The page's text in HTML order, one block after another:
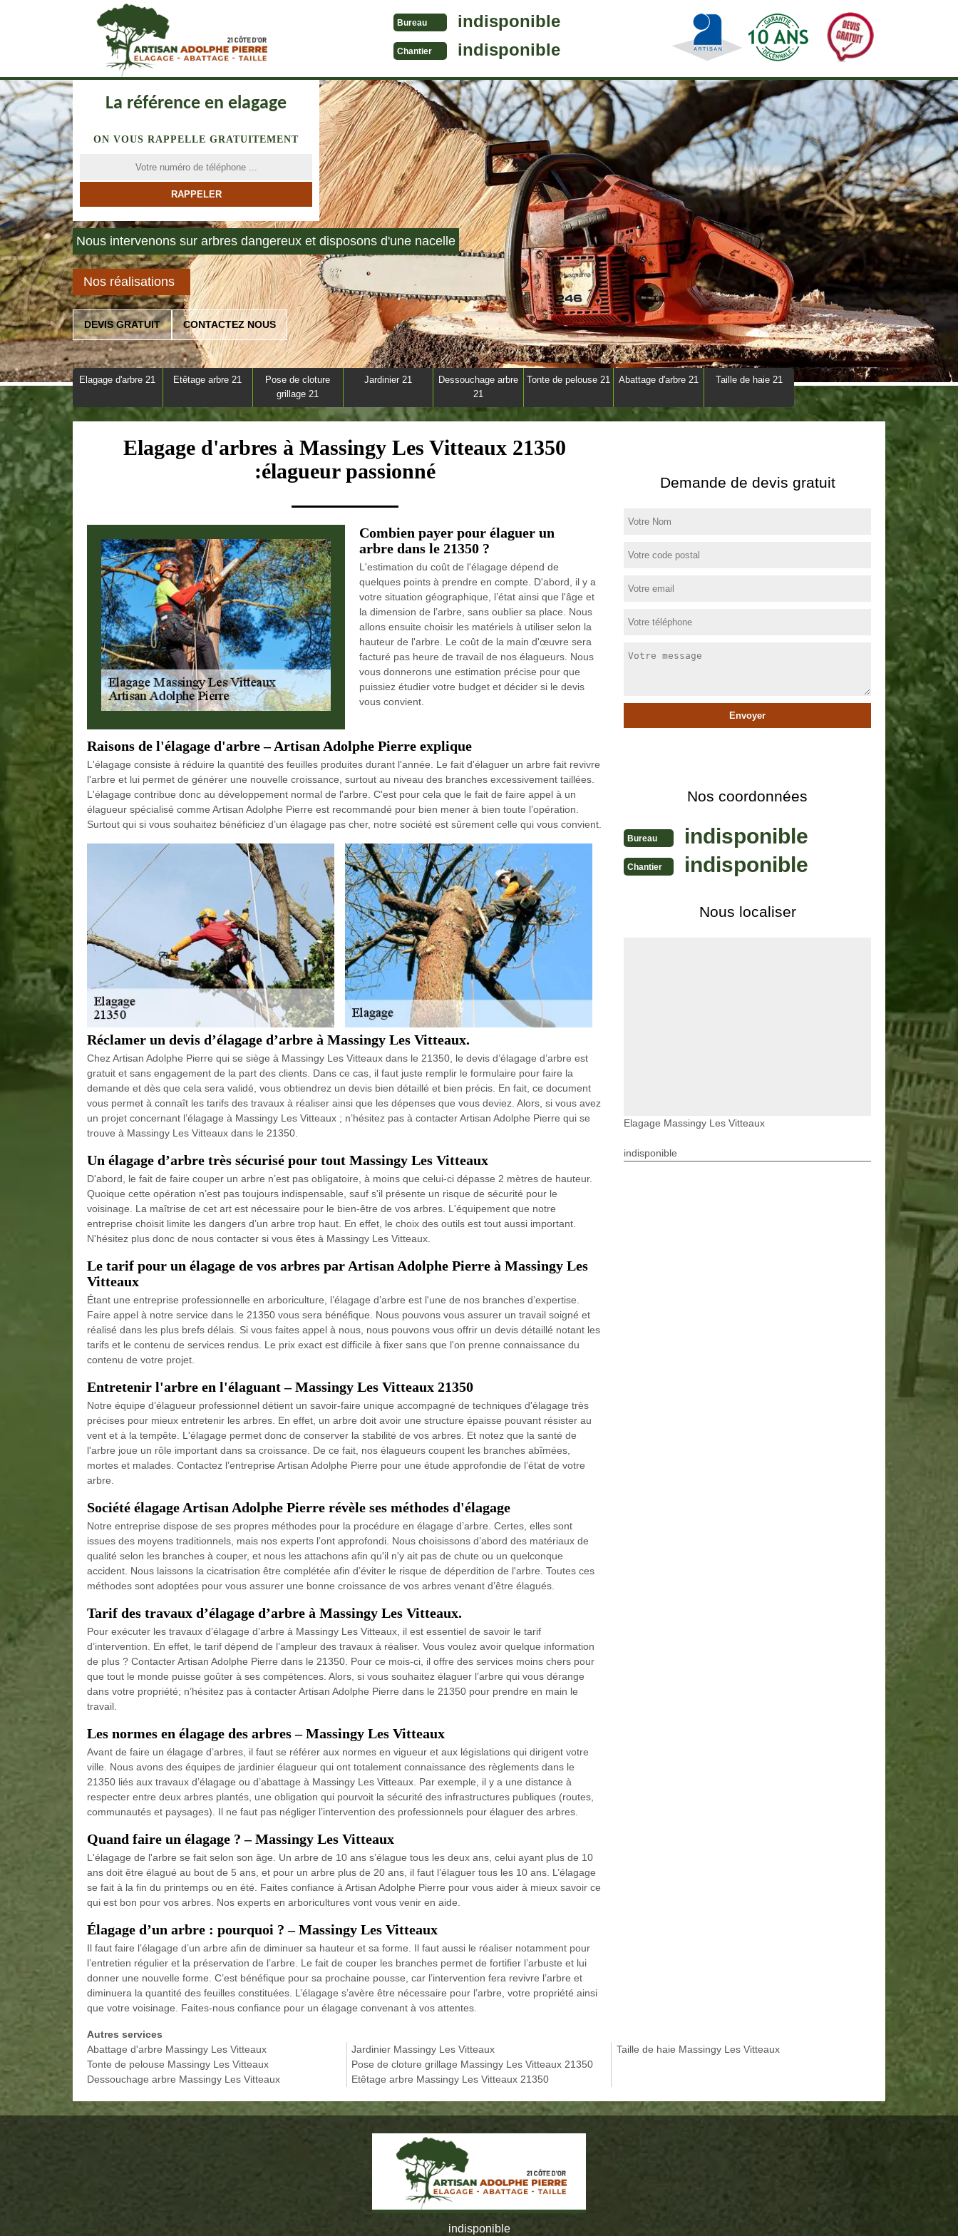
Bureau indisponible
Chantier indisponible
La référence en elagage
ON VOUS RAPPELLE GRATUITEMENT
Nous intervenons sur arbres dangereux et disposons d'une nacelle
Nos réalisations
DEVIS GRATUIT CONTACTEZ NOUS
Elagage d'arbre 21 Etêtage arbre 21
Pose de cloture
grillage 21
Jardinier 21
Dessouchage arbre
21
Tonte de pelouse 21 Abattage d'arbre 21 Taille de haie 21
Elagage d'arbres à Massingy Les Vitteaux 21350
:élagueur passionné
Combien payer pour élaguer un
arbre dans le 21350 ?
L'estimation du coût de l'élagage dépend de
quelques points à prendre en compte. D'abord, il y a
votre situation géographique, l’état ainsi que l'âge et
la dimension de l’arbre, sans oublier sa place. Nous
allons ensuite choisir les matériels à utiliser selon la
hauteur de l'arbre. Le coût de la main d'œuvre sera
facturé pas heure de travail de nos élagueurs. Nous
vous donnerons une estimation précise pour que
puissiez étudier votre budget et décider si le devis
vous convient.
Raisons de l'élagage d'arbre – Artisan Adolphe Pierre explique
L'élagage consiste à réduire la quantité des feuilles produites durant l'année. Le fait d'élaguer un arbre fait revivre
l'arbre et lui permet de générer une nouvelle croissance, surtout au niveau des branches excessivement taillées.
L'élagage contribue donc au développement normal de l'arbre. C'est pour cela que le fait de faire appel à un
élagueur spécialisé comme Artisan Adolphe Pierre est recommandé pour bien mener à bien toute l’opération.
Surtout qui si vous souhaitez bénéficiez d’un élagage pas cher, notre société est sûrement celle qui vous convient.
Réclamer un devis d’élagage d’arbre à Massingy Les Vitteaux.
Chez Artisan Adolphe Pierre qui se siège à Massingy Les Vitteaux dans le 21350, le devis d’élagage d’arbre est
gratuit et sans engagement de la part des clients. Dans ce cas, il faut juste remplir le formulaire pour faire la
demande et dès que cela sera validé, vous obtiendrez un devis bien détaillé et bien précis. En fait, ce document
vous permet à connaît les tarifs des travaux à réaliser ainsi que les dépenses que vous deviez. Alors, si vous avez
un projet concernant l’élagage à Massingy Les Vitteaux ; n’hésitez pas à contacter Artisan Adolphe Pierre qui se
trouve à Massingy Les Vitteaux dans le 21350.
Un élagage d’arbre très sécurisé pour tout Massingy Les Vitteaux
D'abord, le fait de faire couper un arbre n’est pas obligatoire, à moins que celui-ci dépasse 2 mètres de hauteur.
Quoique cette opération n’est pas toujours indispensable, sauf s'il présente un risque de sécurité pour le
voisinage. La maîtrise de cet art est nécessaire pour le bien-être de vos arbres. L'équipement que notre
entreprise choisit limite les dangers d’un arbre trop haut. En effet, le choix des outils est tout aussi important.
N'hésitez plus donc de nous contacter si vous êtes à Massingy Les Vitteaux.
Le tarif pour un élagage de vos arbres par Artisan Adolphe Pierre à Massingy Les
Vitteaux
Étant une entreprise professionnelle en arboriculture, l’élagage d’arbre est l'une de nos branches d’expertise.
Faire appel à notre service dans le 21350 vous sera bénéfique. Nous pouvons vous assurer un travail soigné et
réalisé dans les plus brefs délais. Si vous faites appel à nous, nous pouvons vous offrir un devis détaillé notant les
tarifs et le contenu de services rendus. Le prix exact est difficile à fixer sans que l'on prenne connaissance du
contenu de votre projet.
Entretenir l'arbre en l'élaguant – Massingy Les Vitteaux 21350
Notre équipe d’élagueur professionnel détient un savoir-faire unique accompagné de techniques d'élagage très
précises pour mieux entretenir les arbres. En effet, un arbre doit avoir une structure épaisse pouvant résister au
vent et à la tempête. L'élagage permet donc de conserver la stabilité de vos arbres. Et notez que la santé de
l'arbre joue un rôle important dans sa croissance. De ce fait, nos élagueurs coupent les branches abîmées,
mortes et malades. Contactez l’entreprise Artisan Adolphe Pierre pour une étude approfondie de l’état de votre
arbre.
Société élagage Artisan Adolphe Pierre révèle ses méthodes d'élagage
Notre entreprise dispose de ses propres méthodes pour la procédure en élagage d’arbre. Certes, elles sont
issues des moyens traditionnels, mais nos experts l’ont approfondi. Nous choisissons d’abord des matériaux de
qualité selon les branches à couper, et nous les attachons afin qu'il n'y ait pas de chute ou un quelconque
accident. Nous laissons la cicatrisation être complétée afin d’éviter le risque de déperdition de l'arbre. Toutes ces
méthodes sont adoptées pour vous assurer une bonne croissance de vos arbres venant d’être élagués.
Tarif des travaux d’élagage d’arbre à Massingy Les Vitteaux.
Pour exécuter les travaux d’élagage d’arbre à Massingy Les Vitteaux, il est essentiel de savoir le tarif
d’intervention. En effet, le tarif dépend de l’ampleur des travaux à réaliser. Vous voulez avoir quelque information
de plus ? Contacter Artisan Adolphe Pierre dans le 21350. Pour ce mois-ci, il offre des services moins chers pour
que tout le monde puisse goûter à ses compétences. Alors, si vous souhaitez élaguer l’arbre qui vous dérange
dans votre propriété; n’hésitez pas à contacter Artisan Adolphe Pierre dans le 21350 pour prendre en main le
travail.
Les normes en élagage des arbres – Massingy Les Vitteaux
Avant de faire un élagage d’arbres, il faut se référer aux normes en vigueur et aux législations qui dirigent votre
ville. Nous avons des équipes de jardinier élagueur qui ont totalement connaissance des règlements dans le
21350 liés aux travaux d’élagage ou d’abattage à Massingy Les Vitteaux. Par exemple, il y a une distance à
respecter entre deux arbres plantés, une obligation qui pourvoit la sécurité des infrastructures publiques (routes,
communautés et paysages). Il ne faut pas négliger l’intervention des professionnels pour élaguer des arbres.
Quand faire un élagage ? – Massingy Les Vitteaux
L'élagage de l'arbre se fait selon son âge. Un arbre de 10 ans s’élague tous les deux ans, celui ayant plus de 10
ans doit être élagué au bout de 5 ans, et pour un arbre plus de 20 ans, il faut l’élaguer tous les 10 ans. L’élagage
se fait à la fin du printemps ou en été. Faites confiance à Artisan Adolphe Pierre pour vous aider à mieux savoir ce
qui est bon pour vos arbres. Nos experts en arboricultures vont vous venir en aide.
Élagage d’un arbre : pourquoi ? – Massingy Les Vitteaux
Il faut faire l’élagage d’un arbre afin de diminuer sa hauteur et sa forme. Il faut aussi le réaliser notamment pour
l’entretien régulier et la préservation de l’arbre. Le fait de couper les branches permet de fortifier l’arbuste et lui
donner une nouvelle forme. C’est bénéfique pour sa prochaine pousse, car l’intervention fera revivre l’arbre et
diminuera la quantité des feuilles constituées. L’élagage s’avère être nécessaire pour l’arbre, votre propriété ainsi
que votre voisinage. Faites-nous confiance pour un élagage convenant à vos attentes.
Demande de devis gratuit
Nos coordonnées
Bureau indisponible
Chantier indisponible
Nous localiser
Elagage Massingy Les Vitteaux
indisponible
Autres services
Abattage d'arbre Massingy Les Vitteaux
Tonte de pelouse Massingy Les Vitteaux
Dessouchage arbre Massingy Les Vitteaux
Jardinier Massingy Les Vitteaux
Pose de cloture grillage Massingy Les Vitteaux 21350
Etêtage arbre Massingy Les Vitteaux 21350
Taille de haie Massingy Les Vitteaux
indisponible